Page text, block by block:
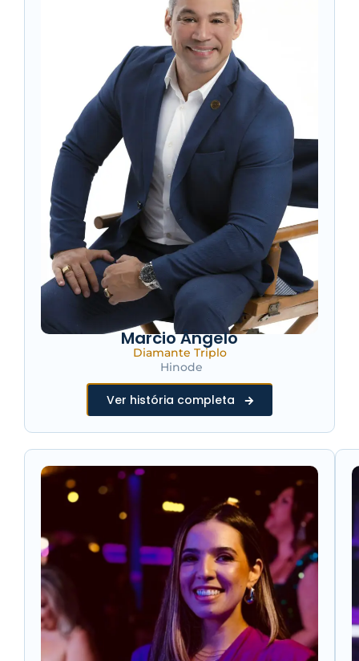
Marcio Ângelo
Diamante Triplo
Hinode
Ver história completa